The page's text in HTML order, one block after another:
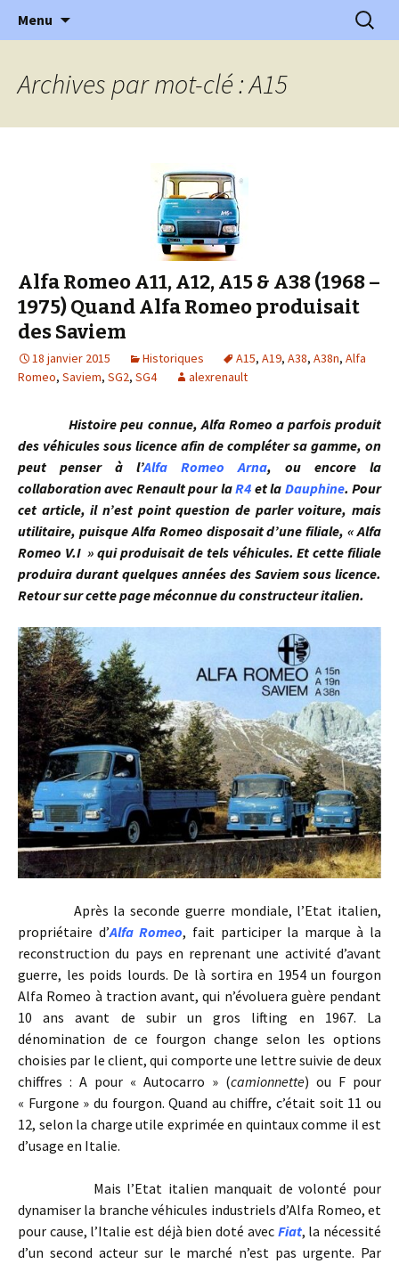
l'Automobile Ancienne
l'automobile ancienne : articles, historiques
…
Menu
Archives par mot-clé : A15
Alfa Romeo A11, A12, A15 & A38 (1968 –
1975) Quand Alfa Romeo produisait
des Saviem
18 janvier 2015 Historiques A15, A19, A38, A38n, Alfa
Romeo, Saviem, SG2, SG4 alexrenault
Histoire peu connue, Alfa Romeo a parfois produit
des véhicules sous licence afin de compléter sa gamme, on
peut penser à l’Alfa Romeo Arna, ou encore la
collaboration avec Renault pour laR4 et la Dauphine. Pour
cet article, il n’est point question de parler voiture, mais
utilitaire, puisque Alfa Romeo disposait d’une filiale, « Alfa
Romeo V.I » qui produisait de tels véhicules. Et cette filiale
produira durant quelques années des Saviem sous licence.
Retour sur cette page méconnue du constructeur italien.
Après la seconde guerre mondiale, l’Etat italien,
propriétaire d’Alfa Romeo, fait participer la marque à la
reconstruction du pays en reprenant une activité d’avant
guerre, les poids lourds. De là sortira en 1954 un fourgon
Alfa Romeo à traction avant, qui n’évoluera guère pendant
10 ans avant de subir un gros lifting en 1967. La
dénomination de ce fourgon change selon les options
choisies par le client, qui comporte une lettre suivie de deux
chiffres : A pour « Autocarro » (camionnette) ou F pour
« Furgone » du fourgon. Quand au chiffre, c’était soit 11 ou
12, selon la charge utile exprimée en quintaux comme il est
d’usage en Italie.
Mais l’Etat italien manquait de volonté pour
dynamiser la branche véhicules industriels d’Alfa Romeo, et
pour cause, l’Italie est déjà bien doté avec Fiat, la nécessité
d’un second acteur sur le marché n’est pas urgente. Par